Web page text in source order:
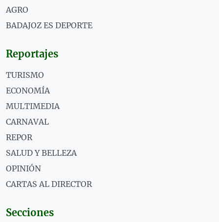
AGRO
BADAJOZ ES DEPORTE
Reportajes
TURISMO
ECONOMÍA
MULTIMEDIA
CARNAVAL
REPOR
SALUD Y BELLEZA
OPINIÓN
CARTAS AL DIRECTOR
Secciones